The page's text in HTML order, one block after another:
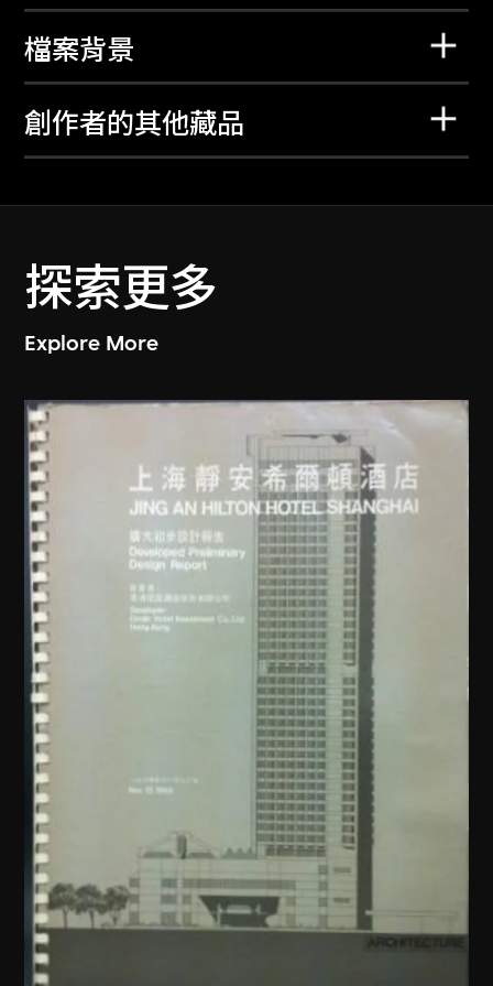
檔案背景
創作者的其他藏品
探索更多
Explore More